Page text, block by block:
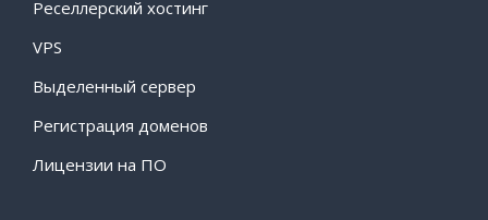
Реселлерский хостинг
VPS
Выделенный сервер
Регистрация доменов
Лицензии на ПО